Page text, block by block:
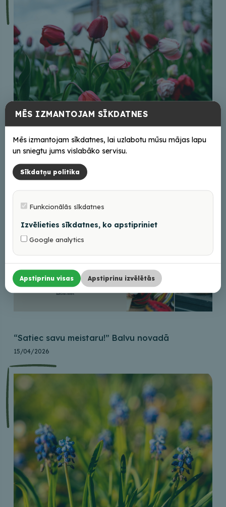
novadā
29/04/2026
“Satiec savu meistaru!” Balvu novadā
15/04/2026
MĒS IZMANTOJAM SĪKDATNES
Mēs izmantojam sīkdatnes, lai uzlabotu mūsu mājas lapu
un sniegtu jums vislabāko servisu.
Sīkdatņu politika
Funkcionālās sīkdatnes
Izvēlieties sīkdatnes, ko apstipriniet
Google analytics
Apstiprinu visas Apstiprinu izvēlētās